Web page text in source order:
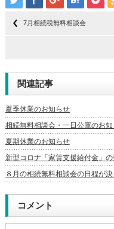
7月相続税無料相談会
関連記事
夏季休業のお知らせ
相続無料相談会・一日公庫のお
夏期休業のお知らせ
新型コロナ「家賃支援給付金」の
８月の相続無料相談会の日程が決
コメント